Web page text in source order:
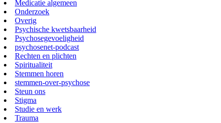
Medicatie algemeen
Onderzoek
Overig
Psychische kwetsbaarheid
Psychosegevoeligheid
psychosenet-podcast
Rechten en plichten
Spiritualiteit
Stemmen horen
stemmen-over-psychose
Steun ons
Stigma
Studie en werk
Trauma